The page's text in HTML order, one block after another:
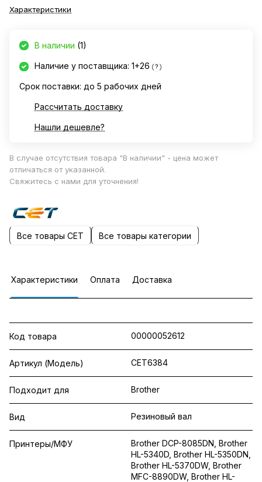
Характеристики
В наличии (1)
Наличие у поставщика: 1+26 ?
Срок поставки: до 5 рабочих дней
Рассчитать доставку
Нашли дешевле?
В случае отсутствия товара "В наличии" - цена может
отличаться от указанной.
Свяжитесь с нами для уточнения!
Все товары CET Все товары категории
Характеристики Оплата Доставка
Код товара 00000052612
Артикул (Модель) CET6384
Подходит для Brother
Вид Резиновый вал
Принтеры/МФУ
Brother DCP-8085DN, Brother
HL-5340D, Brother HL-5350DN,
Brother HL-5370DW, Brother
MFC-8890DW, Brother HL-